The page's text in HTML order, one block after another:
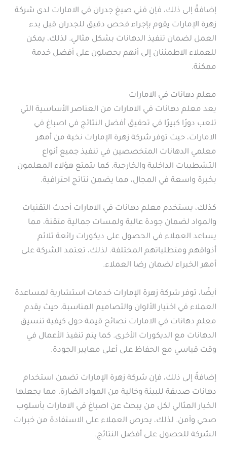
إضافةً إلى ذلك، فإن فني صبغ جدران في الامارات لدى شركة
زهرة الإمارات يقوم بإجراء فحص دقيق للجدران قبل بدء
العمل لضمان تنفيذ الدهانات بشكل مثالي. لذلك، يمكن
للعملاء الاطمئنان إلى أنهم يحصلون على أفضل خدمة
ممكنة.
معلم دهانات في الامارات
يعد معلم دهانات في الامارات من العناصر الأساسية التي
تلعب دورًا كبيرًا في تحقيق أفضل النتائج في اصباغ في
الامارات، حيث توفر شركة زهرة الإمارات نخبة من أمهر
معلمي الدهانات المتخصصين في تنفيذ جميع أنواع
التشطيبات الداخلية والخارجية. كما يتمتع هؤلاء المعلمون
بخبرة واسعة في المجال، مما يضمن نتائج احترافية.
كذلك، يستخدم معلم دهانات في الامارات أحدث التقنيات
والمواد لضمان جودة عالية ولمسات جمالية متقنة، مما
يساعد العملاء في الحصول على ديكورات رائعة تلائم
أذواقهم ومتطلباتهم المختلفة. لذلك، تعتمد الشركة على
أمهر الخبراء لضمان رضا العملاء.
أيضًا، توفر شركة زهرة الإمارات خدمات استشارية لمساعدة
العملاء في اختيار الألوان والتصاميم المناسبة، حيث يقدم
معلم دهانات في الامارات نصائح قيمة حول كيفية تنسيق
الدهانات مع الديكورات الأخرى. كما يتم تنفيذ الأعمال في
وقت قياسي مع الحفاظ على أعلى معايير الجودة.
إضافةً إلى ذلك، فإن شركة زهرة الإمارات تضمن استخدام
دهانات صديقة للبيئة وخالية من المواد الضارة، مما يجعلها
الخيار المثالي لكل من يبحث عن اصباغ في الامارات بأسلوب
صحي وآمن. لذلك، يحرص العملاء على الاستفادة من خبرات
الشركة للحصول على أفضل النتائج.